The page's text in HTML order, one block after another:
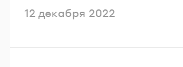
Опубликовано
12 декабря 2022